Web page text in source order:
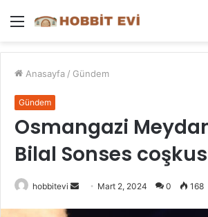
Menü
Anasayfa / Gündem
Gündem
Osmangazi
Bilal Sonses
hobbitevi
Bir
Mart 2, 2024 0 168